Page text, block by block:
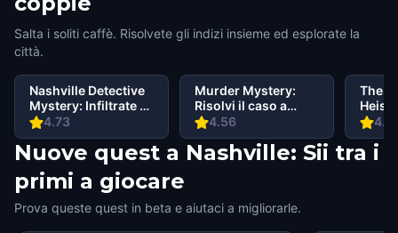
Salta i soliti caffè. Risolvete gli indizi insieme ed esplorate la
città.
4.73
Nashville Detective
Mystery: Infiltrate a
Secret Society!
4.56
Murder Mystery:
Risolvi il caso a
Nashville
The
Heist:
Nuove quest a Nashville: Sii tra i
primi a giocare
Prova queste quest in beta e aiutaci a migliorarle.